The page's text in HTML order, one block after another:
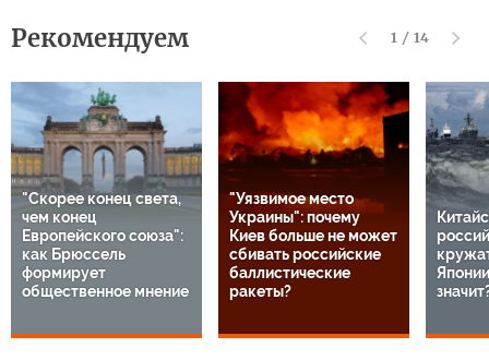
Рекомендуем 1 / 14
"Скорее конец света,
чем конец
Европейского союза":
как Брюссель
формирует
общественное мнение
"Уязвимое место
Украины": почему
Киев больше не может
сбивать российские
баллистические
ракеты?